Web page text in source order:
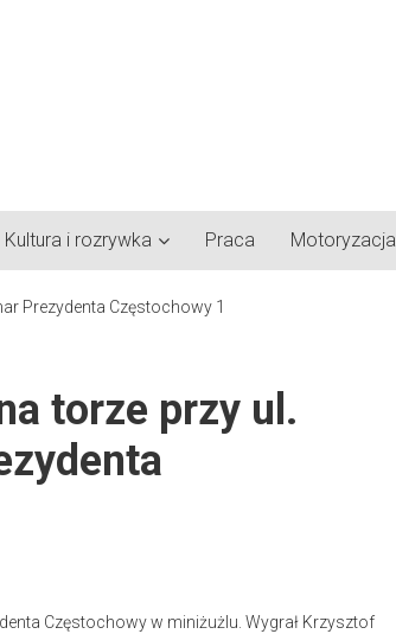
Kultura i rozrywka Praca Motoryzacja
torze przy ul.
Częstochowy w miniżużlu. Wygrał Krzysztof